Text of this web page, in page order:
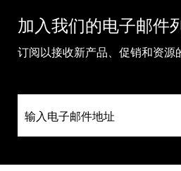
加入我们的电子邮件
订阅以接收新产品、促销和资源